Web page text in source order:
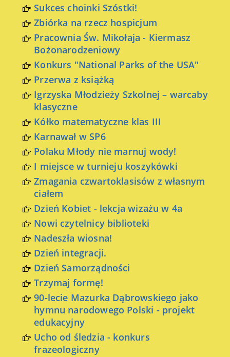
Sukces choinki Szóstki!
Zbiórka na rzecz hospicjum
Pracownia Św. Mikołaja - Kiermasz
Bożonarodzeniowy
Konkurs "National Parks of the USA"
Przerwa z książką
Igrzyska Młodzieży Szkolnej – warcaby
klasyczne
Kółko matematyczne klas III
Karnawał w SP6
Polaku Młody nie marnuj wody!
I miejsce w turnieju koszykówki
Zmagania czwartoklasisów z własnym
ciałem
Dzień Kobiet - lekcja wizażu w 4a
Nowi czytelnicy biblioteki
Nadeszła wiosna!
Dzień integracji.
Dzień Samorządności
Trzymaj formę!
90-lecie Mazurka Dąbrowskiego jako
hymnu narodowego Polski - projekt
edukacyjny
Ucho od śledzia - konkurs
frazeologiczny